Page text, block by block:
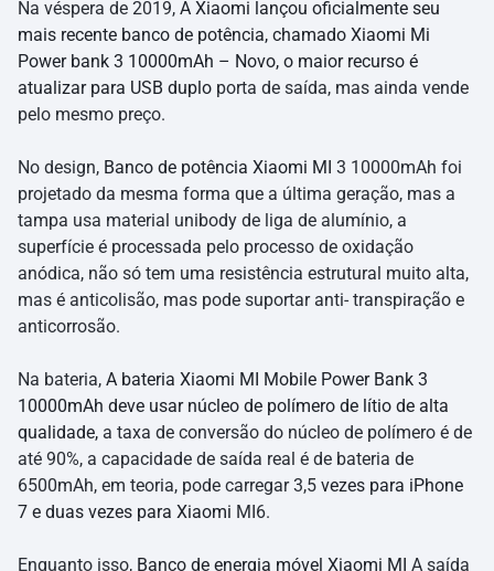
Na véspera de 2019, A Xiaomi lançou oficialmente seu
mais recente banco de potência, chamado Xiaomi Mi
Power bank 3 10000mAh – Novo, o maior recurso é
atualizar para USB duplo porta de saída, mas ainda vende
pelo mesmo preço.
No design, Banco de potência Xiaomi MI 3 10000mAh foi
projetado da mesma forma que a última geração, mas a
tampa usa material unibody de liga de alumínio, a
superfície é processada pelo processo de oxidação
anódica, não só tem uma resistência estrutural muito alta,
mas é anticolisão, mas pode suportar anti- transpiração e
anticorrosão.
Na bateria, A bateria Xiaomi MI Mobile Power Bank 3
10000mAh deve usar núcleo de polímero de lítio de alta
qualidade, a taxa de conversão do núcleo de polímero é de
até 90%, a capacidade de saída real é de bateria de
6500mAh, em teoria, pode carregar 3,5 vezes para iPhone
7 e duas vezes para Xiaomi MI6.
Enquanto isso, Banco de energia móvel Xiaomi MI A saída